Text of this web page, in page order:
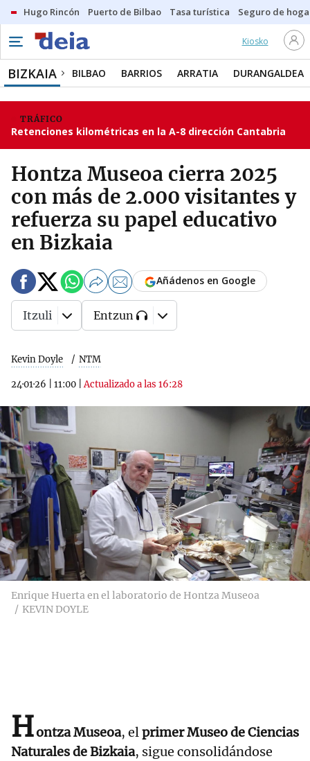
Hugo Rincón Puerto de Bilbao Tasa turística Seguro de
Kiosko
BIZKAIA BILBAO BARRIOS ARRATIA DURANGALDEA
TRÁFICO
Retenciones kilométricas en la A-8 dirección Cantabria
Hontza Museoa cierra 2025
con más de 2.000 visitantes y
refuerza su papel educativo
en Bizkaia
Kevin Doyle NTM
24·01·26 11:00 |Actualizado a las 16:28
Añádenos en Google
Itzuli Entzun
Enrique Huerta en el laboratorio de Hontza Museoa
KEVIN DOYLE
Hontza Museoa, elprimer Museo de Ciencias
Naturales de Bizkaia, sigue consolidándose